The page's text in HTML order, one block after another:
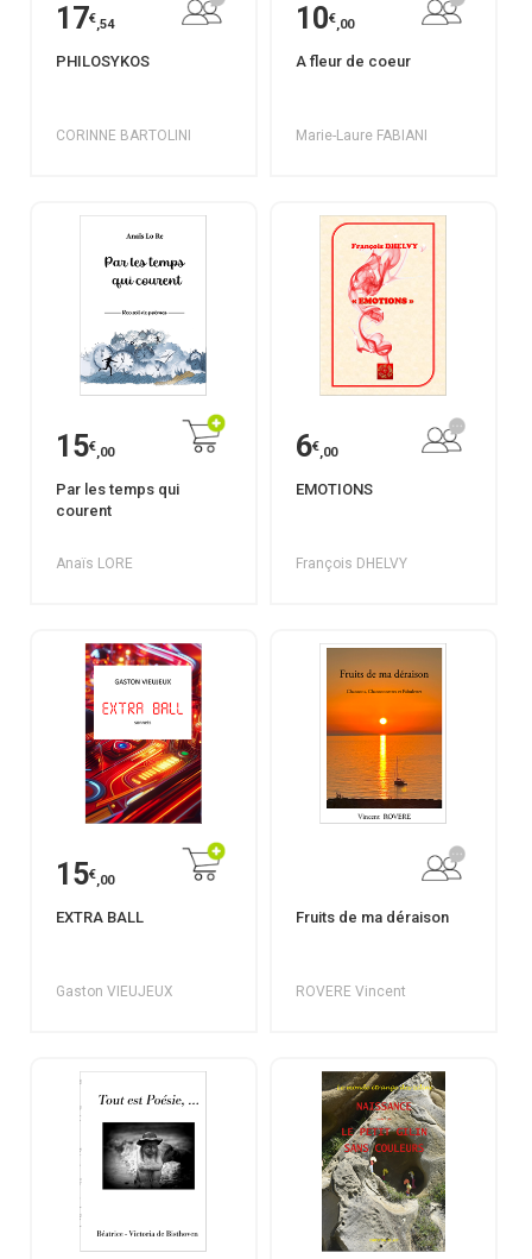
17€,54
PHILOSYKOS
CORINNE BARTOLINI
10€,00
A fleur de coeur
Marie-Laure FABIANI
15€,00
Par les temps qui
courent
Anaïs LORE
6€,00
EMOTIONS
François DHELVY
15€,00
EXTRA BALL
Gaston VIEUJEUX
Fruits de ma déraison
ROVERE Vincent